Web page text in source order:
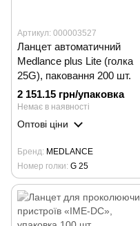
Артикул: 000003527
Ланцет автоматичний
Medlance plus Lite (голка
25G), паковання 200 шт.
2 151.15 грн/упаковка
Немає в наявності
Оптові ціни
Бренд MEDLANCE
Номер голки G 25